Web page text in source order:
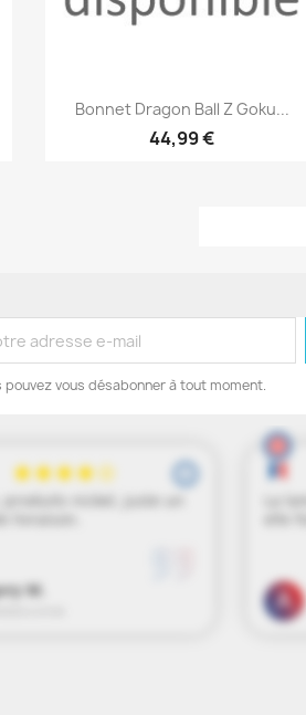
Aperçu rapide
Bonnet Dragon Ball Z Goku...
44,99 €
pouvez vous désabonner à tout moment.